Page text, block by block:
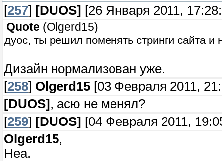
[257] [DUОS] [26 Января 2011,
Quote (Olgerd15)
дуос, ты решил поменять стринги сайта и
Дизайн нормализован уже.
[258] Olgerd15 [03 Февраля 2011,
[DUОS] , асю не менял?
[259] [DUОS] [04 Февраля 2011,
Olgerd15,
Неа.